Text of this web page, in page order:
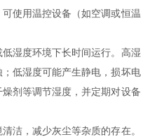
使用温控设备（如空调或恒温
湿度环境下长时间运行。高湿
低湿度可能产生静电，损坏电
剂等调节湿度，并定期对设备
，减少灰尘等杂质的存在。